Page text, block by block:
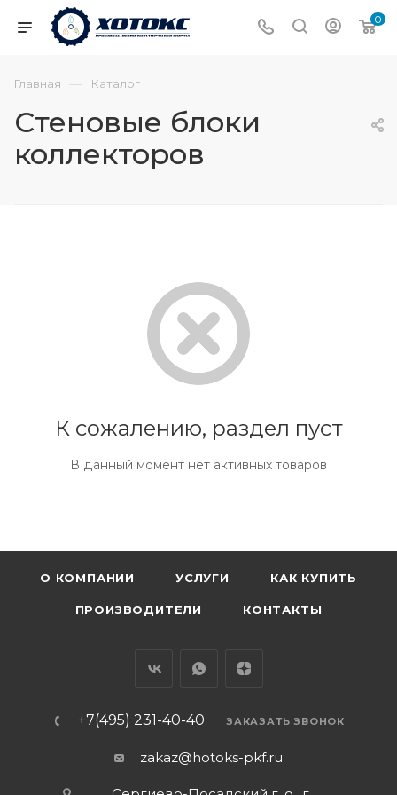
0
Главная — Каталог
Стеновые блоки
коллекторов
К сожалению, раздел пуст
В данный момент нет активных товаров
О КОМПАНИИ УСЛУГИ КАК КУПИТЬ
ПРОИЗВОДИТЕЛИ КОНТАКТЫ
+7(495) 231-40-40 ЗАКАЗАТЬ ЗВОНОК
zakaz@hotoks-pkf.ru